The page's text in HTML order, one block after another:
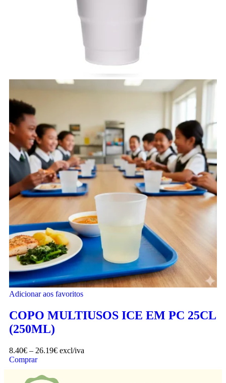
Adicionar aos favoritos
COPO MULTIUSOS ICE EM PC 25CL
(250ML)
8.40€ – 26.19€ excl/iva
Comprar